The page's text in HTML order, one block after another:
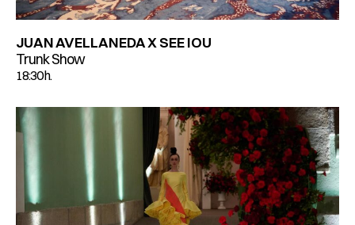
JUAN AVELLANEDA X SEE IOU
Trunk Show
18:30 h.